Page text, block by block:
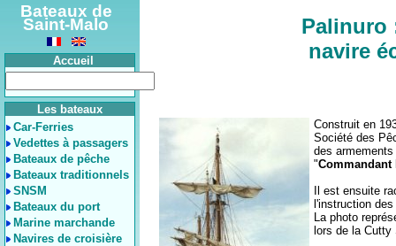
Bateaux de
Saint-Malo
Accueil
Les bateaux
Car-Ferries
Vedettes à passagers
Bateaux de pêche
Bateaux traditionnels
SNSM
Bateaux du port
Marine marchande
Navires de croisière
Palinuro
navire
Construit en
Société des
des
"
Il est ensuite
l'instruction
La photo
lors de la Cutty